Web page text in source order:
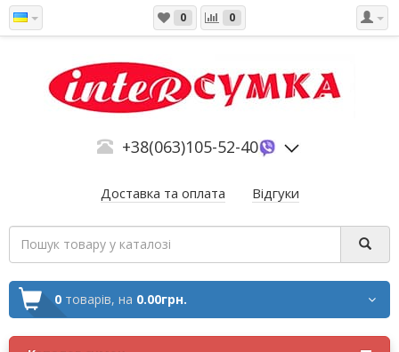
0 0
+38(063)105-52-40
Доставка та оплата Відгуки
0 товарів, на 0.00грн.